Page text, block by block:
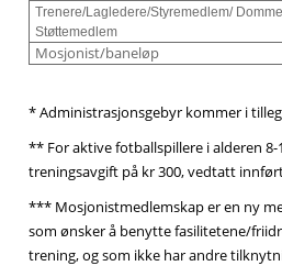
Trenere/Lagledere/Styremedlem/
Støttemedlem
Mosjonist/baneløp
* Administrasjonsgebyr kommer i
** For aktive fotballspillere i alderen
treningsavgift på kr 300, vedtatt
*** Mosjonistmedlemskap er en ny
som ønsker å benytte fasilitetene/
trening, og som ikke har andre